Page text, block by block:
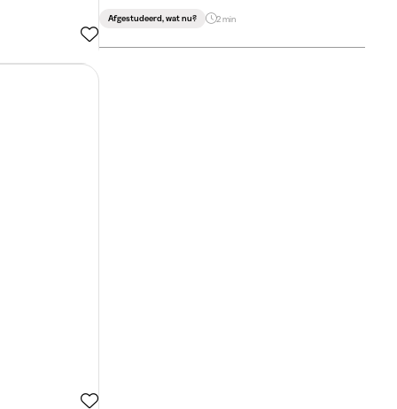
Afgestudeerd, wat nu? 2 min